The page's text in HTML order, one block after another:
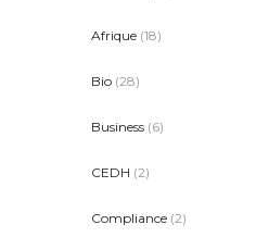
Afrique (18)
Bio (28)
Business (6)
CEDH (2)
Compliance (2)